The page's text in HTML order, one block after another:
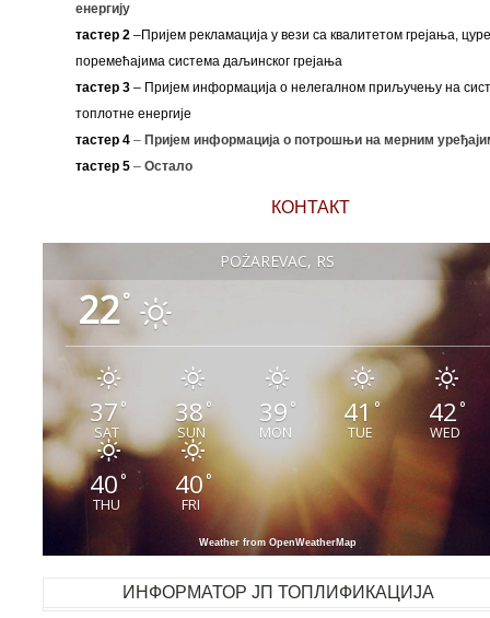
енергију
тастер 2–Пријем рекламација у вези са квалитетом грејања,
поремећајима система даљинског грејања
тастер 3– Пријем информација о нелегалном приључењу на
топлотне енергије
тастер 4 – Пријем информација о потрошњи на мерним
тастер 5 – Остало
КОНТАКТ
POŽAREVAC, RS
22°
37°
SAT
38°
SUN
39 °
MON
41°
TUE
42°
WED
40°
THU
40°
FRI
Weather from OpenWeatherMap
ИНФОРМАТОР ЈП ТОПЛИФИКАЦИЈА